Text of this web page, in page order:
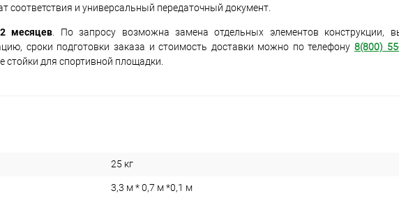
соответствия и универсальный передаточный документ.
месяцев. По запросу возможна замена отдельных элементов конструкции,
сроки подготовки заказа и стоимость доставки можно по телефону8(800)
стойки для спортивной площадки.
25 кг
3,3 м * 0,7 м *0,1 м